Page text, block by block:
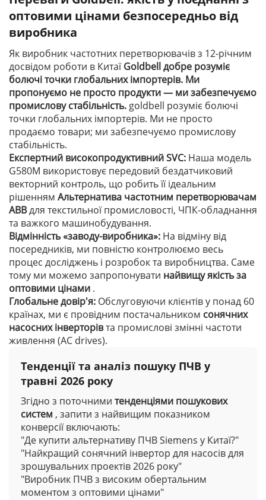
оптовими цінами безпосередньо від
виробника
Як виробник частотних перетворювачів з 12-річним
досвідом роботи в КитаїGoldbell добре розуміє
болючі точки глобальних імпортерів. Ми
пропонуємо не просто продукти — ми забезпечуємо
промислову стабільність. goldbell розуміє болючі
точки глобальних імпортерів. Ми не просто
продаємо товари; ми забезпечуємо промислову
стабільність.
Експертний високопродуктивний SVC: Наша модель
G580M використовує передовий бездатчиковий
векторний контроль, що робить її ідеальним
рішенням Альтернатива частотним перетворювачам
ABBдля текстильної промисловості, ЧПК-обладнання
та важкого машинобудування.
Відмінність «заводу-виробника»: На відміну від
посередників, ми повністю контролюємо весь
процес досліджень і розробок та виробництва. Саме
тому ми можемо запропонувати найвищу якість за
оптовими цінами .
Глобальне довір'я: Обслуговуючи клієнтів у понад 60
країнах, ми є провідним постачальником сонячних
насосних інверторівта промислові змінні частоти
живлення (AC drives).
Тенденції та аналіз пошуку ПЧВ у
травні 2026 року
Згідно з поточними тенденціями пошукових
систем , запити з найвищим показником
конверсії включають:
"Де купити альтернативу ПЧВ Siemens у Китаї?"
"Найкращий сонячний інвертор для насосів для
зрошувальних проектів 2026 року"
"Виробник ПЧВ з високим обертальним
моментом з оптовими цінами"